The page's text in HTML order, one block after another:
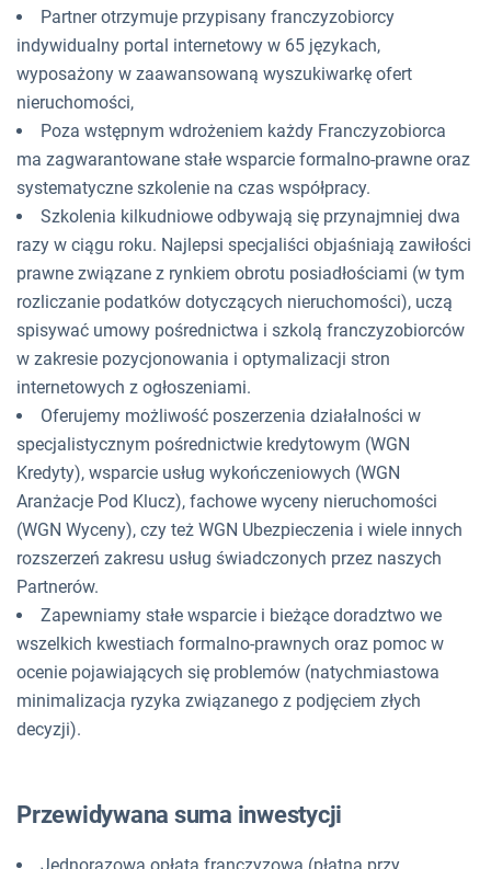
Partner otrzymuje przypisany franczyzobiorcy
indywidualny portal internetowy w 65 językach,
wyposażony w zaawansowaną wyszukiwarkę ofert
nieruchomości,
Poza wstępnym wdrożeniem każdy Franczyzobiorca
ma zagwarantowane stałe wsparcie formalno-prawne oraz
systematyczne szkolenie na czas współpracy.
Szkolenia kilkudniowe odbywają się przynajmniej dwa
razy w ciągu roku. Najlepsi specjaliści objaśniają zawiłości
prawne związane z rynkiem obrotu posiadłościami (w tym
rozliczanie podatków dotyczących nieruchomości), uczą
spisywać umowy pośrednictwa i szkolą franczyzobiorców
w zakresie pozycjonowania i optymalizacji stron
internetowych z ogłoszeniami.
Oferujemy możliwość poszerzenia działalności w
specjalistycznym pośrednictwie kredytowym (WGN
Kredyty), wsparcie usług wykończeniowych (WGN
Aranżacje Pod Klucz), fachowe wyceny nieruchomości
(WGN Wyceny), czy też WGN Ubezpieczenia i wiele innych
rozszerzeń zakresu usług świadczonych przez naszych
Partnerów.
Zapewniamy stałe wsparcie i bieżące doradztwo we
wszelkich kwestiach formalno-prawnych oraz pomoc w
ocenie pojawiających się problemów (natychmiastowa
minimalizacja ryzyka związanego z podjęciem złych
decyzji).
Przewidywana suma inwestycji